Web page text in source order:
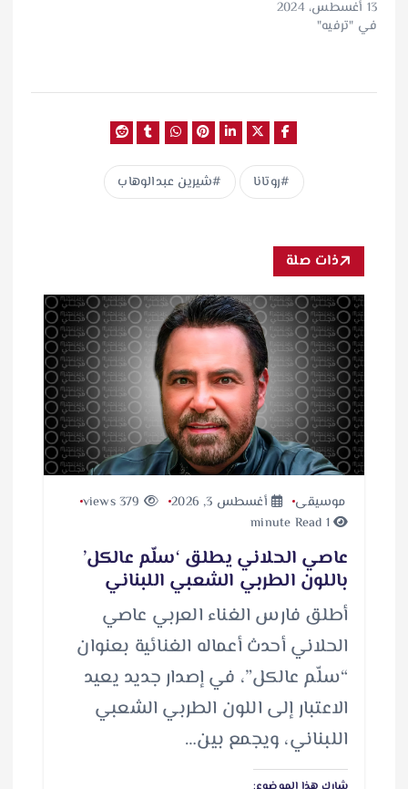
13 أغسطس، 2024
في "ترفيه"
روتانا شيرين عبدالوهاب
ذات صلة
موسيقى أغسطس 3, 2026
1 minute Read
عاصي الحلاني يطلق ‘سلّم عالكل’
باللون الطربي الشعبي اللبناني
أطلق فارس الغناء العربي عاصي
الحلاني أحدث أعماله الغنائية بعنوان
“سلّم عالكل”، في إصدار جديد يعيد
الاعتبار إلى اللون الطربي الشعبي
اللبناني، ويجمع بين…